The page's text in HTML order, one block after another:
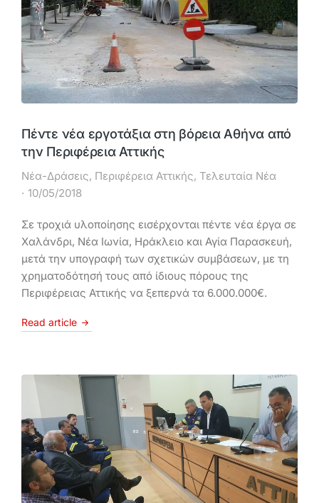
Πέντε νέα εργοτάξια στη βόρεια Αθήνα από
την Περιφέρεια Αττικής
Νέα-Δράσεις, Περιφέρεια Αττικής, Τελευταία Νέα
10/05/2018
Σε τροχιά υλοποίησης εισέρχονται πέντε νέα έργα σε
Χαλάνδρι, Νέα Ιωνία, Ηράκλειο και Αγία Παρασκευή,
μετά την υπογραφή των σχετικών συμβάσεων, με τη
χρηματοδότησή τους από ίδιους πόρους της
Περιφέρειας Αττικής να ξεπερνά τα 6.000.000€.
Read article